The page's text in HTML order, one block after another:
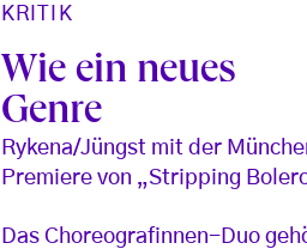
KRITIK
Wie ein neues
Genre
Rykena/Jüngst mit der
Premiere von „Stripping
Das Choreografinnen-Duo